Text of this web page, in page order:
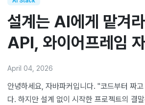
설계는 AI에게 맡겨
API, 와이어프레임
April 04, 2026
안녕하세요, 자바파커입니다. "코드부터 짜
다. 하지만 설계 없이 시작한 프로젝트의 결